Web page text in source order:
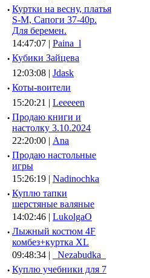
· Куртки на весну, платья
S-M, Сапоги 37-40р.
Для беремен.
14:47:07 | Paina_l
· Кубики Зайцева
12:03:08 | Jdask
· Коты-воители
15:20:21 | Leeeeen
· Продаю книги и
настолку 3.10.2024
22:20:00 | Ana
· Продаю настольные
игры
15:26:19 | Nadinochka
· Куплю тапки
шерстяные валяные
14:02:46 | LukolgaO
· Лыжный костюм 4F
комбез+куртка XL
09:48:34 |
_Nezabudka_
· Куплю учебники для 7